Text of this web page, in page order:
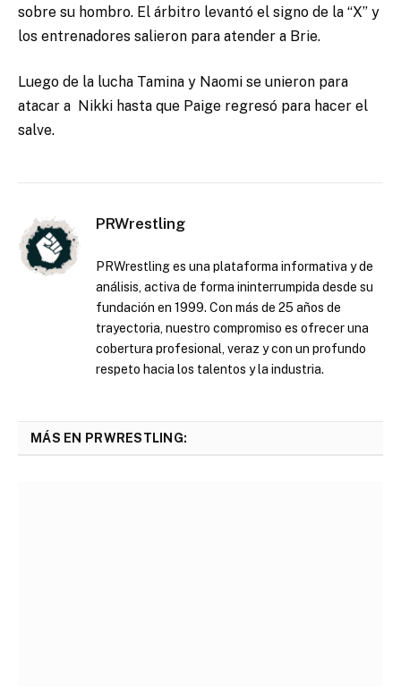
sobre su hombro. El árbitro levantó el signo de la “X” y
los entrenadores salieron para atender a Brie.
Luego de la lucha Tamina y Naomi se unieron para
atacar a Nikki hasta que Paige regresó para hacer el
salve.
PRWrestling
PRWrestling es una plataforma informativa y de
análisis, activa de forma ininterrumpida desde su
fundación en 1999. Con más de 25 años de
trayectoria, nuestro compromiso es ofrecer una
cobertura profesional, veraz y con un profundo
respeto hacia los talentos y la industria.
MÁS EN PRWRESTLING: